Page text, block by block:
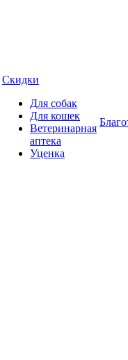
Скидки
Для собак
Для кошек
Ветеринарная
аптека
Уценка